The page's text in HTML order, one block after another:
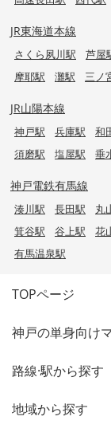
JR東海道本線
さくら夙川駅 芦屋
摩耶駅
灘駅 三ノ
JR山陽本線
神戸駅 兵庫駅 和
須磨駅
塩屋駅 垂
神戸電鉄有馬線
湊川駅 長田駅 丸
箕谷駅
谷上駅 花
有馬温泉駅
TOPページ
神戸の単身向け
路線·駅から探す
地域から探す